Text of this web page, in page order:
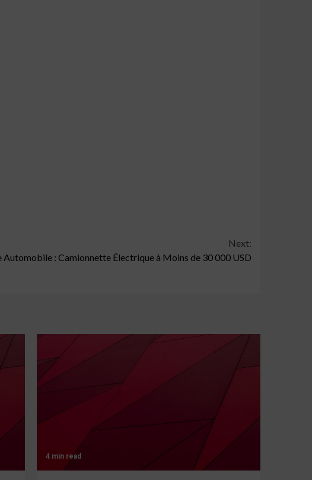
Next:
Automobile : Camionnette Électrique à Moins de 30 000 USD
4 min read